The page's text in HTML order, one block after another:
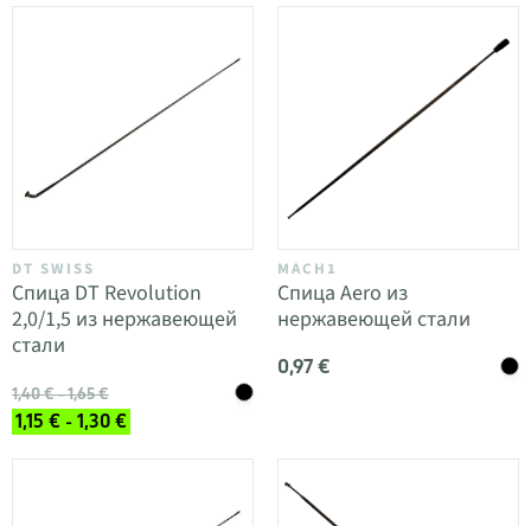
DT SWISS
Спица DT Revolution
2,0/1,5 из нержавеющей
стали
1,40 € - 1,65 €
1,15 € - 1,30 €
MACH1
Спица Aero из
нержавеющей стали
0,97 €